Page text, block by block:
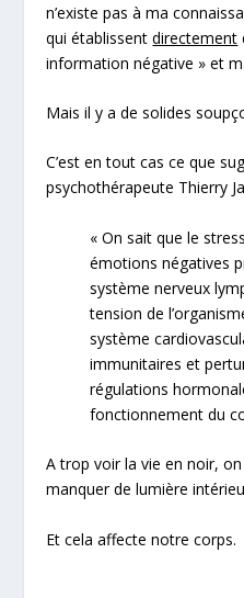
n’existe pas à ma
qui établissentdirectement
information négative » et
Mais il y a de solides
C’est en tout cas ce que
psychothérapeute Thierry
« On sait que le
émotions négatives
système nerveux
tension de
système
immunitaires et
régulations
fonctionnement du
A trop voir la vie en noir,
manquer de lumière
Et cela affecte notre corps.